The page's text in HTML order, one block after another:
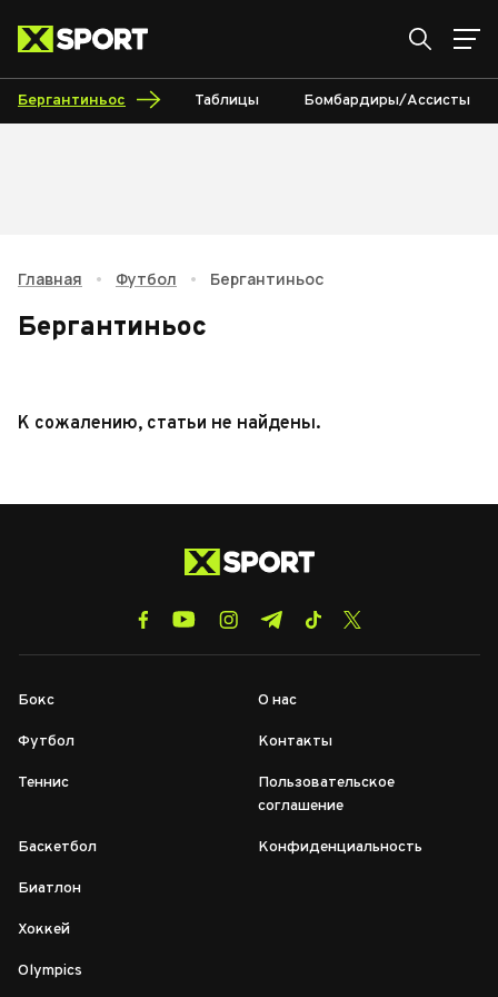
Бергантиньос Таблицы Бомбардиры/Ассисты
Главная • Футбол • Бергантиньос
Бергантиньос
К сожалению, статьи не найдены.
Бокс
Футбол
Теннис
Баскетбол
Биатлон
Хоккей
Olympics
О нас
Контакты
Пользовательское
соглашение
Конфиденциальность